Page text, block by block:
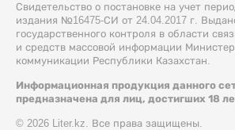
Свидетельство о постановке на учет
издания №16475-СИ от 24.04.2017 г.
государственного контроля в области
и средств массовой информации
коммуникации Республики Казахстан.
Информационная продукция данного
предназначена для лиц, достигших 18
© 2026 Liter.kz. Все права защищены.